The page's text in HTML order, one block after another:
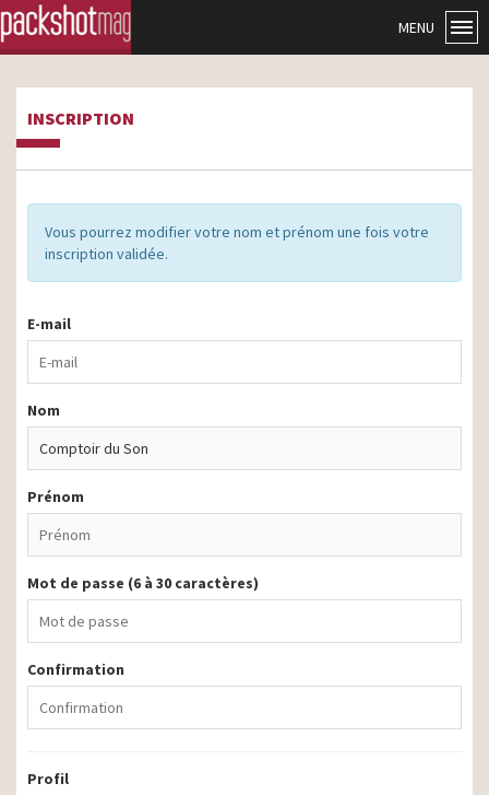
MENU
INSCRIPTION
Vous pourrez modifier votre nom et prénom une fois votre
inscription validée.
E-mail
Nom
Prénom
Mot de passe (6 à 30 caractères)
Confirmation
Profil